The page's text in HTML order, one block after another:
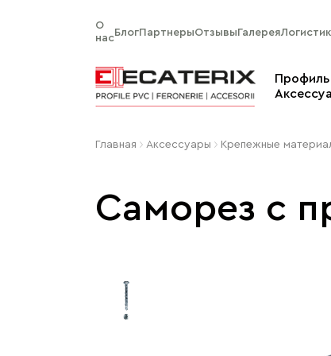
О
нас
БлогПартнерыОтзывыГалерея
Профиль
Главная Aксессуары Крепежные
Саморез с